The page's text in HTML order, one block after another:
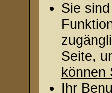
Sie
Seite,
können
Ihr